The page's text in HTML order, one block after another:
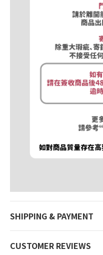
SHIPPING & PAYMENT
CUSTOMER REVIEWS